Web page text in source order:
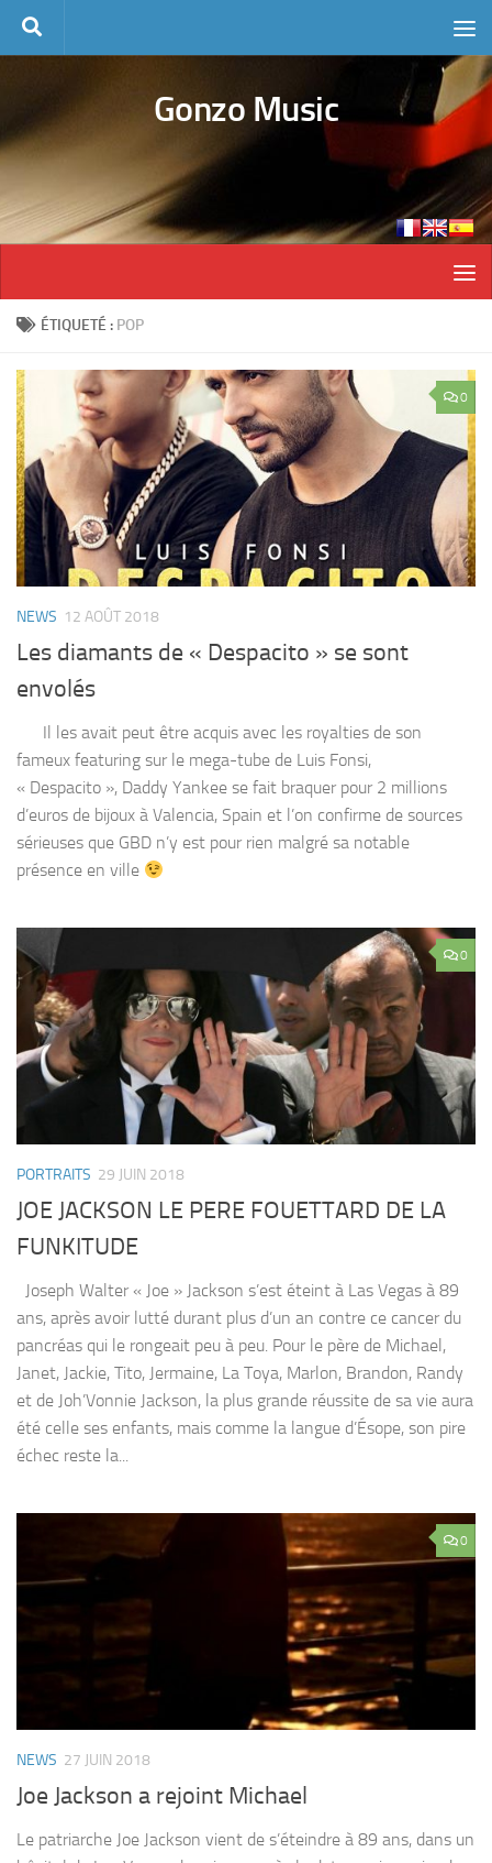
Skip to content
Gonzo Music
ÉTIQUETÉ : POP
0
NEWS 12 AOÛT 2018
Les diamants de « Despacito » se sont
envolés
Il les avait peut être acquis avec les royalties de son
fameux featuring sur le mega-tube de Luis Fonsi,
« Despacito », Daddy Yankee se fait braquer pour 2 millions
d’euros de bijoux à Valencia, Spain et l’on confirme de sources
sérieuses que GBD n’y est pour rien malgré sa notable
présence en ville
0
PORTRAITS 29 JUIN 2018
JOE JACKSON LE PERE FOUETTARD DE LA
FUNKITUDE
Joseph Walter « Joe » Jackson s’est éteint à Las Vegas à 89
ans, après avoir lutté durant plus d’un an contre ce cancer du
pancréas qui le rongeait peu à peu. Pour le père de Michael,
Janet, Jackie, Tito, Jermaine, La Toya, Marlon, Brandon, Randy
et de Joh’Vonnie Jackson, la plus grande réussite de sa vie aura
été celle ses enfants, mais comme la langue d’Ésope, son pire
échec reste la...
0
NEWS 27 JUIN 2018
Joe Jackson a rejoint Michael
Le patriarche Joe Jackson vient de s’éteindre à 89 ans, dans un